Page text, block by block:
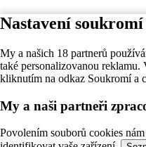
Nastavení soukromí
My a našich 18 partnerů
také personalizovanou
kliknutím na odkaz Soukromí a
My a naši partneři
Povolením souborů cookies